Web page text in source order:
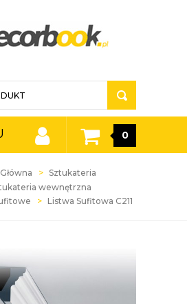
0
Sztukateria
wewnętrzna
Listwa Sufitowa C211